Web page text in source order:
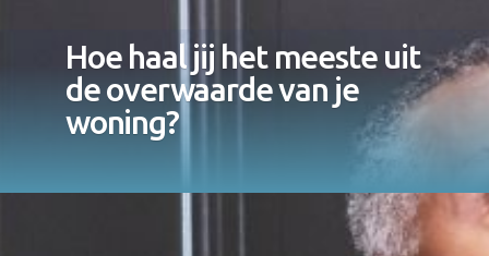
Hoe haal jij het meeste uit
de overwaarde van je
woning?